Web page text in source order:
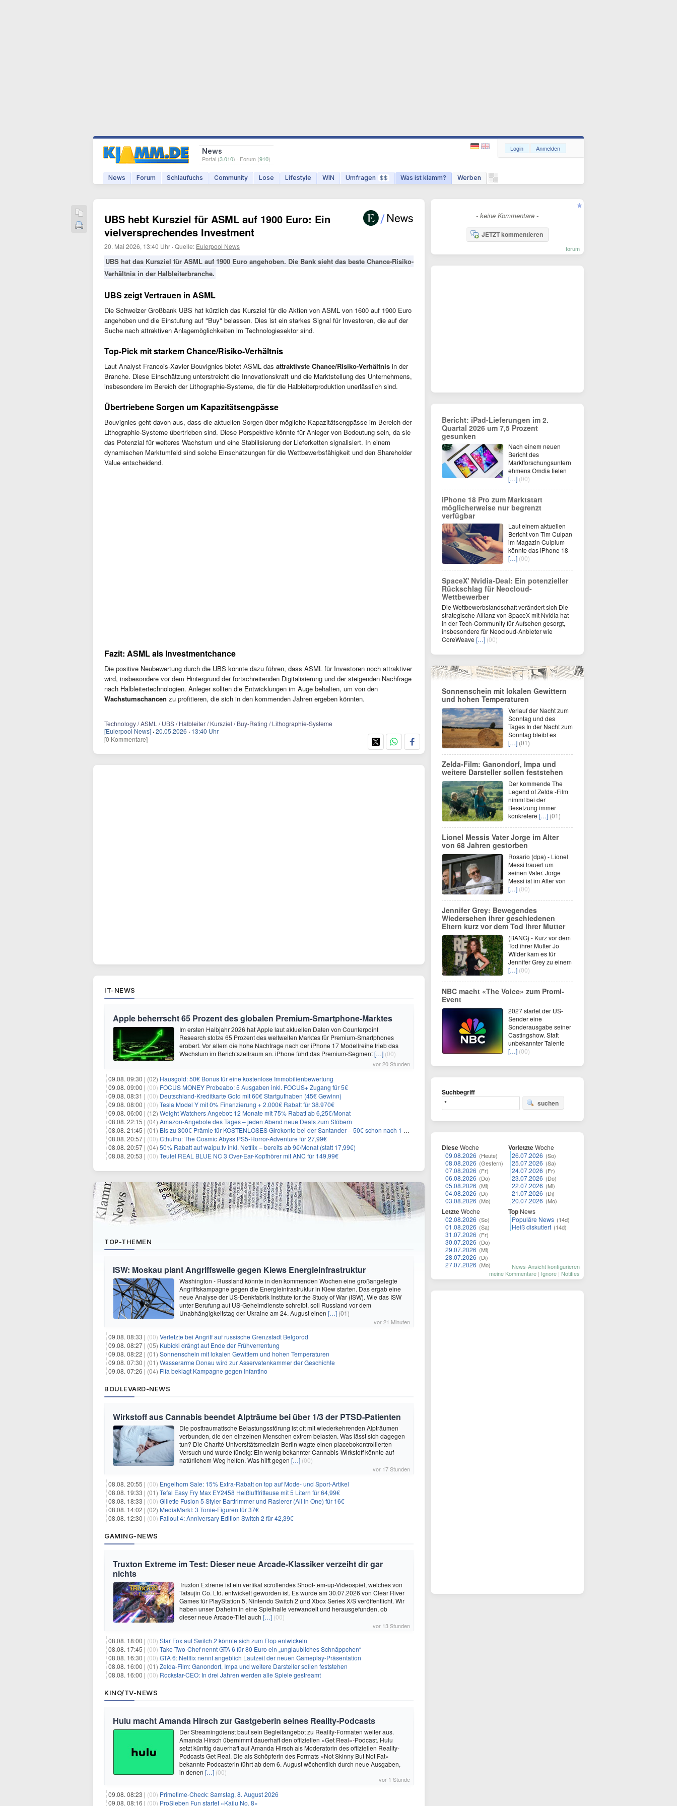
News
Portal (3.010) · Forum (910)
News Forum Schlaufuchs Community Lose Lifestyle WIN Umfragen $$ Was ist klamm? Werben
Login Anmelden
UBS hebt Kursziel für ASML auf 1900 Euro: Ein
vielversprechendes Investment
20. Mai 2026, 13:40 Uhr ·Quelle: Eulerpool News
UBS hat das Kursziel für ASML auf 1900 Euro angehoben. Die Bank sieht das beste Chance-Risiko-
Verhältnis in der Halbleiterbranche.
UBS zeigt Vertrauen in ASML
Die Schweizer Großbank UBS hat kürzlich das Kursziel für die Aktien von ASML von 1600 auf 1900 Euro
angehoben und die Einstufung auf "Buy" belassen. Dies ist ein starkes Signal für Investoren, die auf der
Suche nach attraktiven Anlagemöglichkeiten im Technologiesektor sind.
Top-Pick mit starkem Chance/Risiko-Verhältnis
Laut Analyst Francois-Xavier Bouvignies bietet ASML das attraktivste Chance/Risiko-Verhältnis in der
Branche. Diese Einschätzung unterstreicht die Innovationskraft und die Marktstellung des Unternehmens,
insbesondere im Bereich der Lithographie-Systeme, die für die Halbleiterproduktion unerlässlich sind.
Übertriebene Sorgen um Kapazitätsengpässe
Bouvignies geht davon aus, dass die aktuellen Sorgen über mögliche Kapazitätsengpässe im Bereich der
Lithographie-Systeme übertrieben sind. Diese Perspektive könnte für Anleger von Bedeutung sein, da sie
das Potenzial für weiteres Wachstum und eine Stabilisierung der Lieferketten signalisiert. In einem
dynamischen Marktumfeld sind solche Einschätzungen für die Wettbewerbsfähigkeit und den Shareholder
Value entscheidend.
Fazit: ASML als Investmentchance
Die positive Neubewertung durch die UBS könnte dazu führen, dass ASML für Investoren noch attraktiver
wird, insbesondere vor dem Hintergrund der fortschreitenden Digitalisierung und der steigenden Nachfrage
nach Halbleitertechnologien. Anleger sollten die Entwicklungen im Auge behalten, um von den
Wachstumschancen zu profitieren, die sich in den kommenden Jahren ergeben könnten.
Technology / ASML / UBS / Halbleiter / Kursziel / Buy-Rating / Lithographie-Systeme
[Eulerpool News] ·20.05.2026 · 13:40 Uhr
[0 Kommentare]
IT-NEWS
Apple beherrscht 65 Prozent des globalen Premium-Smartphone-Marktes
Im ersten Halbjahr 2026 hat Apple laut aktuellen Daten von Counterpoint
Research stolze 65 Prozent des weltweiten Marktes für Premium-Smartphones
erobert. Vor allem die hohe Nachfrage nach der iPhone 17 Modellreihe trieb das
Wachstum im Berichtszeitraum an. iPhone führt das Premium-Segment[…] (00)
vor 20 Stunden
09.08. 09:30 | (02) Hausgold: 50€ Bonus für eine kostenlose Immobilienbewertung
09.08. 09:00 | (00) FOCUS MONEY Probeabo: 5 Ausgaben inkl. FOCUS+ Zugang für 5€
09.08. 08:31 | (00) Deutschland-Kreditkarte Gold mit 60€ Startguthaben (45€ Gewinn)
09.08. 08:00 | (00) Tesla Model Y mit 0% Finanzierung + 2.000€ Rabatt für 38.970€
09.08. 06:00 | (12) Weight Watchers Angebot: 12 Monate mit 75% Rabatt ab 6,25€/Monat
08.08. 22:15 | (04) Amazon-Angebote des Tages – jeden Abend neue Deals zum Stöbern
08.08. 21:45 | (01) Bis zu 300€ Prämie für KOSTENLOSES Girokonto bei der Santander – 50€ schon nach 1 Woche!
08.08. 20:57 | (00) Cthulhu: The Cosmic Abyss PS5-Horror-Adventure für 27,99€
08.08. 20:57 | (04) 50% Rabatt auf waipu.tv inkl. Netflix – bereits ab 9€/Monat (statt 17,99€)
08.08. 20:53 | (00) Teufel REAL BLUE NC 3 Over-Ear-Kopfhörer mit ANC für 149,99€
TOP-THEMEN
ISW: Moskau plant Angriffswelle gegen Kiews Energieinfrastruktur
Washington - Russland könnte in den kommenden Wochen eine großangelegte
Angriffskampagne gegen die Energieinfrastruktur in Kiew starten. Das ergab eine
neue Analyse der US-Denkfabrik Institute for the Study of War (ISW). Wie das ISW
unter Berufung auf US-Geheimdienste schreibt, soll Russland vor dem
Unabhängigkeitstag der Ukraine am 24. August einen […] (01)
vor 21 Minuten
09.08. 08:33 | (00) Verletzte bei Angriff auf russische Grenzstadt Belgorod
09.08. 08:27 | (05) Kubicki drängt auf Ende der Frühverrentung
09.08. 08:22 | (01) Sonnenschein mit lokalen Gewittern und hohen Temperaturen
09.08. 07:30 | (01) Wasserarme Donau wird zur Asservatenkammer der Geschichte
09.08. 07:26 | (04) Fifa beklagt Kampagne gegen Infantino
BOULEVARD-NEWS
Wirkstoff aus Cannabis beendet Alpträume bei über 1/3 der PTSD-Patienten
Die posttraumatische Belastungsstörung ist oft mit wiederkehrenden Alpträumen
verbunden, die den einzelnen Menschen extrem belasten. Was lässt sich dagegen
tun? Die Charité Universitätsmedizin Berlin wagte einen placebokontrollierten
Versuch und wurde fündig: Ein wenig bekannter Cannabis-Wirkstoff könnte auf
natürlichem Weg helfen. Was hilft gegen […] (00)
vor 17 Stunden
08.08. 20:55 | (00) Engelhorn Sale: 15% Extra-Rabatt on top auf Mode- und Sport-Artikel
08.08. 19:33 | (01) Tefal Easy Fry Max EY2458 Heißluftfritteuse mit 5 Litern für 64,99€
08.08. 18:33 | (00) Gillette Fusion 5 Styler Barttrimmer und Rasierer (All in One) für 16€
08.08. 14:02 | (02) MediaMarkt: 3 Tonie-Figuren für 37€
08.08. 12:30 | (00) Fallout 4: Anniversary Edition Switch 2 für 42,39€
GAMING-NEWS
Truxton Extreme im Test: Dieser neue Arcade-Klassiker verzeiht dir gar
nichts
Truxton Extreme ist ein vertikal scrollendes Shoot-‚em-up-Videospiel, welches von
Tatsujin Co. Ltd. entwickelt geworden ist. Es wurde am 30.07.2026 von Clear River
Games für PlayStation 5, Nintendo Switch 2 und Xbox Series X/S veröffentlicht. Wir
haben unser Daheim in eine Spielhalle verwandelt und herausgefunden, ob
dieser neue Arcade-Titel auch […] (00)
vor 13 Stunden
08.08. 18:00 | (00) Star Fox auf Switch 2 könnte sich zum Flop entwickeln
08.08. 17:45 | (00) Take-Two-Chef nennt GTA 6 für 80 Euro ein „unglaubliches Schnäppchen“
08.08. 16:30 | (00) GTA 6: Netflix nennt angeblich Laufzeit der neuen Gameplay-Präsentation
08.08. 16:00 | (01) Zelda-Film: Ganondorf, Impa und weitere Darsteller sollen feststehen
08.08. 16:00 | (00) Rockstar-CEO: In drei Jahren werden alle Spiele gestreamt
KINO/TV-NEWS
Hulu macht Amanda Hirsch zur Gastgeberin seines Reality-Podcasts
Der Streamingdienst baut sein Begleitangebot zu Reality-Formaten weiter aus.
Amanda Hirsch übernimmt dauerhaft den offiziellen «Get Real»-Podcast. Hulu
setzt künftig dauerhaft auf Amanda Hirsch als Moderatorin des offiziellen Reality-
Podcasts Get Real. Die als Schöpferin des Formats «Not Skinny But Not Fat»
bekannte Podcasterin führt ab dem 6. August wöchentlich durch neue Ausgaben,
in denen […] (00)
vor 1 Stunde
09.08. 08:23 | (00) Primetime-Check: Samstag, 8. August 2026
09.08. 08:16 | (00) ProSieben Fun startet «Kaiju No. 8»
- keine Kommentare -
JETZT kommentieren
forum
Bericht: iPad-Lieferungen im 2.
Quartal 2026 um 7,5 Prozent
gesunken
Nach einem neuen
Bericht des
Marktforschungsuntern
ehmens Omdia fielen
[…] (00)
iPhone 18 Pro zum Marktstart
möglicherweise nur begrenzt
verfügbar
Laut einem aktuellen
Bericht von Tim Culpan
im Magazin Culpium
könnte das iPhone 18
[…] (00)
SpaceX' Nvidia-Deal: Ein potenzieller
Rückschlag für Neocloud-
Wettbewerber
Die Wettbewerbslandschaft verändert sich Die
strategische Allianz von SpaceX mit Nvidia hat
in der Tech-Community für Aufsehen gesorgt,
insbesondere für Neocloud-Anbieter wie
CoreWeave […] (00)
Sonnenschein mit lokalen Gewittern
und hohen Temperaturen
Verlauf der Nacht zum
Sonntag und des
Tages In der Nacht zum
Sonntag bleibt es
[…] (01)
Zelda-Film: Ganondorf, Impa und
weitere Darsteller sollen feststehen
Der kommende The
Legend of Zelda -Film
nimmt bei der
Besetzung immer
konkretere […] (01)
Lionel Messis Vater Jorge im Alter
von 68 Jahren gestorben
Rosario (dpa) - Lionel
Messi trauert um
seinen Vater. Jorge
Messi ist im Alter von
[…] (00)
Jennifer Grey: Bewegendes
Wiedersehen ihrer geschiedenen
Eltern kurz vor dem Tod ihrer Mutter
(BANG) - Kurz vor dem
Tod ihrer Mutter Jo
Wilder kam es für
Jennifer Grey zu einem
[…] (00)
NBC macht «The Voice» zum Promi-
Event
2027 startet der US-
Sender eine
Sonderausgabe seiner
Castingshow. Statt
unbekannter Talente
[…] (00)
Suchbegriff
suchen
DieseWoche
09.08.2026 (Heute)
08.08.2026 (Gestern)
07.08.2026 (Fr)
06.08.2026 (Do)
05.08.2026 (Mi)
04.08.2026 (Di)
03.08.2026 (Mo)
LetzteWoche
02.08.2026 (So)
01.08.2026 (Sa)
31.07.2026 (Fr)
30.07.2026 (Do)
29.07.2026 (Mi)
28.07.2026 (Di)
27.07.2026 (Mo)
VorletzteWoche
26.07.2026 (So)
25.07.2026 (Sa)
24.07.2026 (Fr)
23.07.2026 (Do)
22.07.2026 (Mi)
21.07.2026 (Di)
20.07.2026 (Mo)
Top News
Populäre News (14d)
Heiß diskutiert (14d)
News-Ansicht konfigurieren
meine Kommentare | Ignore | Notifies